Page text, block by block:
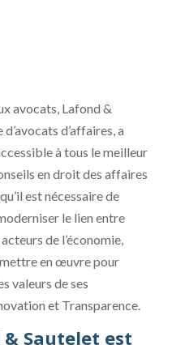
avocats, Lafond &
d’affaires, a
à tous le meilleur
en droit des affaires
est nécessaire de
le lien entre
de l’économie,
en œuvre pour
valeurs de ses
et Transparence.
& Sautelet est